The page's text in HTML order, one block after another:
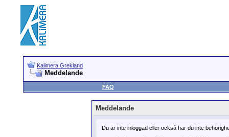
Kalimera Grekland
Meddelande
FAQ
Meddelande
Du är inte inloggad eller också har du inte